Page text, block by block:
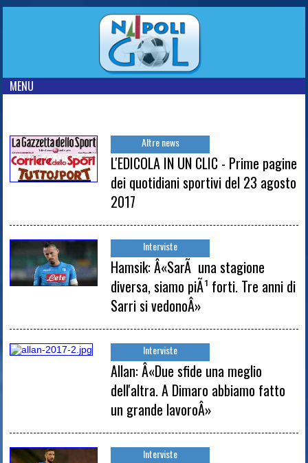
MENU
Altre news
L'EDICOLA IN UN CLIC - Prime pagine
dei quotidiani sportivi del 23 agosto
2017
Interviste
Hamsik: Â«SarÃ una stagione
diversa, siamo piÃ¹ forti. Tre anni di
Sarri si vedonoÂ»
Interviste
Allan: Â«Due sfide una meglio
dell'altra. A Dimaro abbiamo fatto
un grande lavoroÂ»
Interviste